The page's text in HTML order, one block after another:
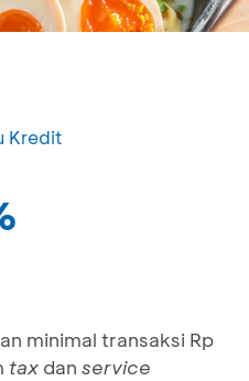
Kredit
minimal transaksi Rp
tax dan service